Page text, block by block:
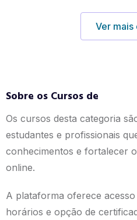
Ver mais
Sobre os Cursos de
Os cursos desta categoria
estudantes e profissionais
conhecimentos e fortalecer
online.
A plataforma oferece
horários e opção de